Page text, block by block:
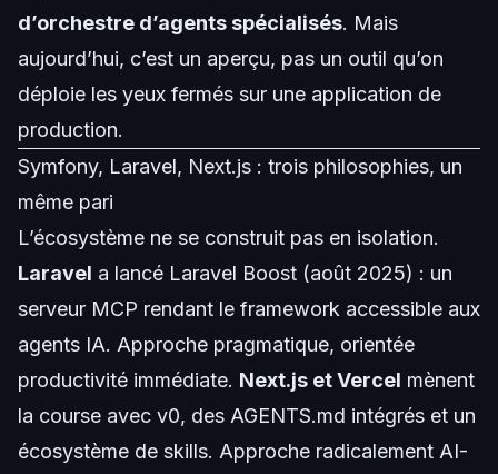
d’orchestre d’agents spécialisés. Mais
aujourd’hui, c’est un aperçu, pas un outil qu’on
déploie les yeux fermés sur une application de
production.
Symfony, Laravel, Next.js : trois philosophies, un
même pari
L’écosystème ne se construit pas en isolation.
Laravel a lancé Laravel Boost (août 2025) : un
serveur MCP rendant le framework accessible aux
agents IA. Approche pragmatique, orientée
productivité immédiate. Next.js et Vercel mènent
la course avec v0, des AGENTS.md intégrés et un
écosystème de skills. Approche radicalement AI-